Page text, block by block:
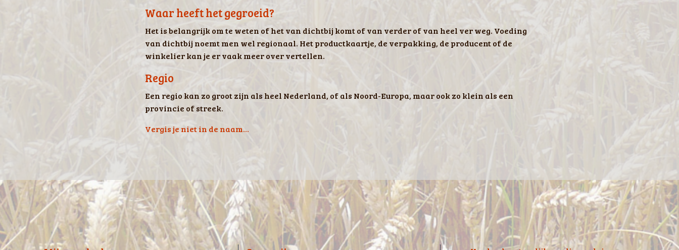
Waar heeft het gegroeid?
Het is belangrijk om te weten of het van dichtbij komt of van verder of van heel ver weg. Voeding
van dichtbij noemt men wel regionaal. Het productkaartje, de verpakking, de producent of de
winkelier kan je er vaak meer over vertellen.
Regio
Een regio kan zo groot zijn als heel Nederland, of als Noord-Europa, maar ook zo klein als een
provincie of streek.
Vergis je niet in de naam...